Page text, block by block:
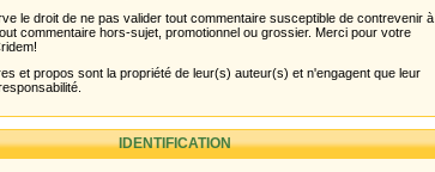
le droit de ne pas valider tout commentaire susceptible de contrevenir à
commentaire hors-sujet, promotionnel ou grossier. Merci pour votre
et propos sont la propriété de leur(s) auteur(s) et n'engagent que leur
IDENTIFICATION